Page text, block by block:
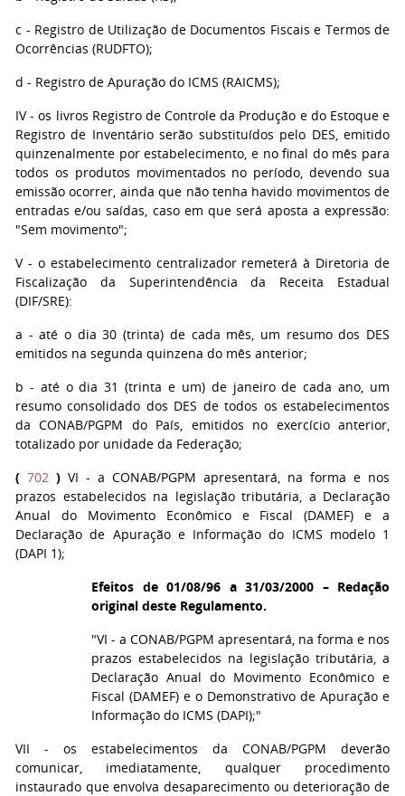
c - Registro de Utilização de Documentos Fiscais e Termos de
Ocorrências (RUDFTO);
d - Registro de Apuração do ICMS (RAICMS);
IV- os livros Registro de Controle da Produção e do Estoque e
Registro de Inventário serão substituídos pelo DES, emitido
quinzenalmente por estabelecimento, e no final do mês para
todos os produtos movimentados no período, devendo sua
emissão ocorrer, ainda que não tenha havido movimentos de
entradas e/ou saídas, caso em que será aposta a expressão:
"Sem movimento";
V- o estabelecimento centralizador remeterá à Diretoria de
Fiscalização da Superintendência da Receita Estadual
(DIF/SRE):
a - até o dia 30 (trinta) de cada mês, um resumo dos DES
emitidos na segunda quinzena do mês anterior;
b - até o dia 31 (trinta e um) de janeiro de cada ano, um
resumo consolidado dos DES de todos os estabelecimentos
da CONAB/PGPM do País, emitidos no exercício anterior,
totalizado por unidade da Federação;
( 702 ) VI - a CONAB/PGPM apresentará, na forma e nos
prazos estabelecidos na legislação tributária, a Declaração
Anual do Movimento Econômico e Fiscal (DAMEF) e a
Declaração de Apuração e Informação do ICMS modelo 1
(DAPI 1);
Efeitos de 01/08/96 a 31/03/2000 – Redação
original deste Regulamento.
"VI - a CONAB/PGPM apresentará, na forma e nos
prazos estabelecidos na legislação tributária, a
Declaração Anual do Movimento Econômico e
Fiscal (DAMEF) e o Demonstrativo de Apuração e
Informação do ICMS (DAPI);"
VII - os estabelecimentos da CONAB/PGPM deverão
comunicar, imediatamente, qualquer procedimento
instaurado que envolva desaparecimento ou deterioração de